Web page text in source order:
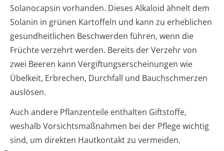
Solanocapsin vorhanden. Dieses Alkaloid ähnelt dem
Solanin in grünen Kartoffeln und kann zu erheblichen
gesundheitlichen Beschwerden führen, wenn die
Früchte verzehrt werden. Bereits der Verzehr von
zwei Beeren kann Vergiftungserscheinungen wie
Übelkeit, Erbrechen, Durchfall und Bauchschmerzen
auslösen.
Auch andere Pflanzenteile enthalten Giftstoffe,
weshalb Vorsichtsmaßnahmen bei der Pflege wichtig
sind, um direkten Hautkontakt zu vermeiden.